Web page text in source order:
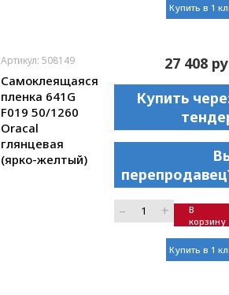
Купить в 1
Артикул: 508149
Самоклеящаяся
пленка 641G
F019 50/1260
Oracal
глянцевая
(ярко-желтый)
27 408
Купить
– +
В
корзину
Купить в 1